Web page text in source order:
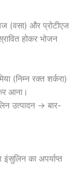
(वसा) और प्रोटीएज
होकर भोजन
(निम्न रक्त शर्करा)
आना।
उत्पादन → बार-
इंसुलिन का अपर्याप्त